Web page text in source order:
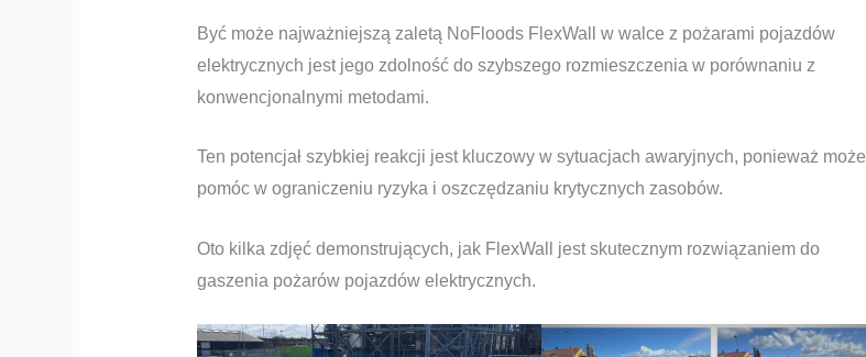
Być może najważniejszą zaletą NoFloods FlexWall w walce z pożarami pojazdów
elektrycznych jest jego zdolność do szybszego rozmieszczenia w porównaniu z
konwencjonalnymi metodami.
Ten potencjał szybkiej reakcji jest kluczowy w sytuacjach awaryjnych, ponieważ może
pomóc w ograniczeniu ryzyka i oszczędzaniu krytycznych zasobów.
Oto kilka zdjęć demonstrujących, jak FlexWall jest skutecznym rozwiązaniem do
gaszenia pożarów pojazdów elektrycznych.